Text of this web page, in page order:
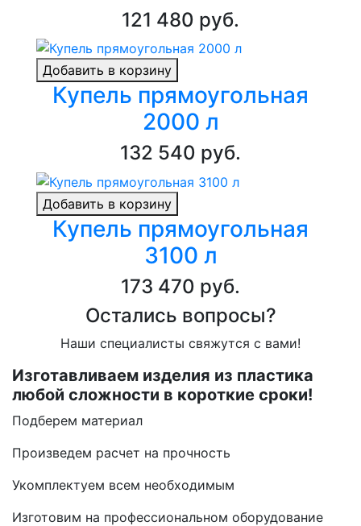
121 480 руб.
Добавить в корзину
Купель прямоугольная
2000 л
132 540 руб.
Добавить в корзину
Купель прямоугольная
3100 л
173 470 руб.
Остались вопросы?
Наши специалисты свяжутся с вами!
Изготавливаем изделия из пластика
любой сложности в короткие сроки!
Подберем материал
Произведем расчет на прочность
Укомплектуем всем необходимым
Изготовим на профессиональном оборудование